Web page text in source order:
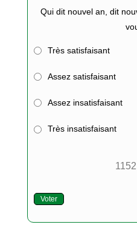
Qui dit nouvel an, dit
Très satisfaisant
Assez satisfaisant
Assez insatisfaisant
Très insatisfaisant
1152
Voter